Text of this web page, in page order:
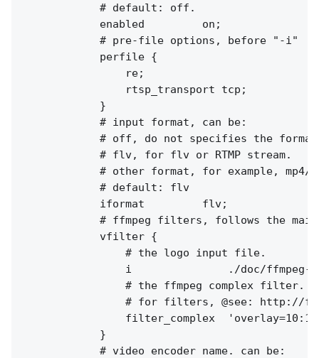
            # default: off.
            enabled         on;
            # pre-file options, before "-i"
            perfile {
                re;
                rtsp_transport tcp;
            }
            # input format, can be:
# off, do not specifies the
            # flv, for flv or RTMP stream.
# other format, for example, mp4/
            # default: flv
            iformat         flv;
# ffmpeg filters, follows the
            vfilter {
                # the logo input file.
i               ./doc/ffmpeg-
                # the ffmpeg complex filter.
# for filters, @see: http://
filter_complex
            }
            # video encoder name. can be: